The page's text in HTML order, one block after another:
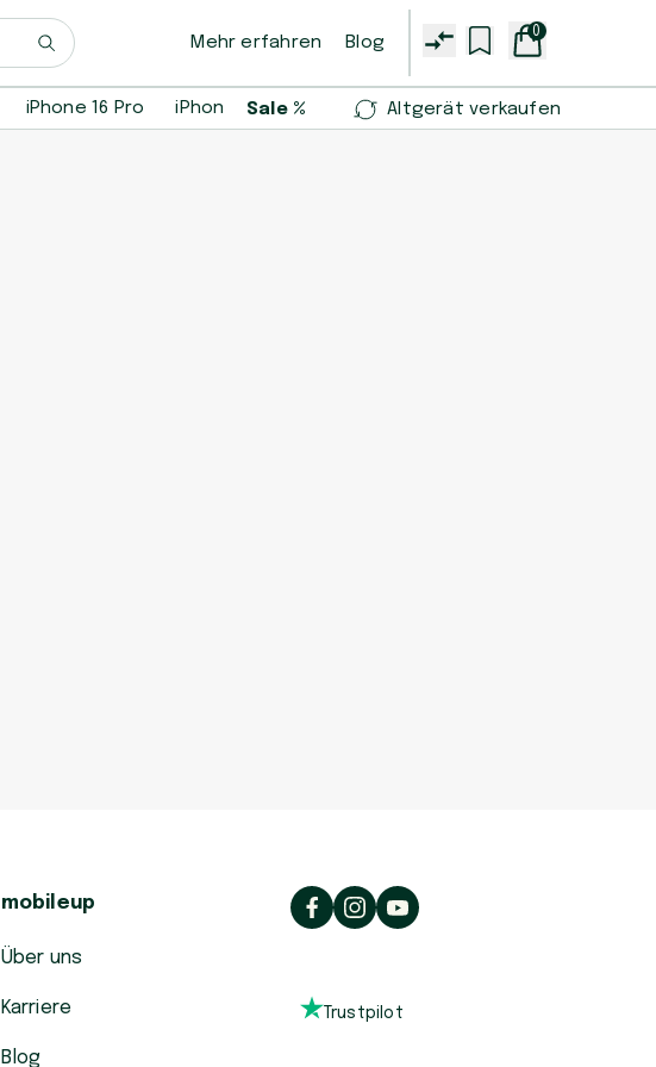
Mehr erfahren Blog
0
iPhone 16 Pro iPhone 14 Pro iPhone 13 mini Samsung Galaxy
Sale % Altgerät verkaufen
mobileup
Über uns
Karriere
Blog
Trustpilot